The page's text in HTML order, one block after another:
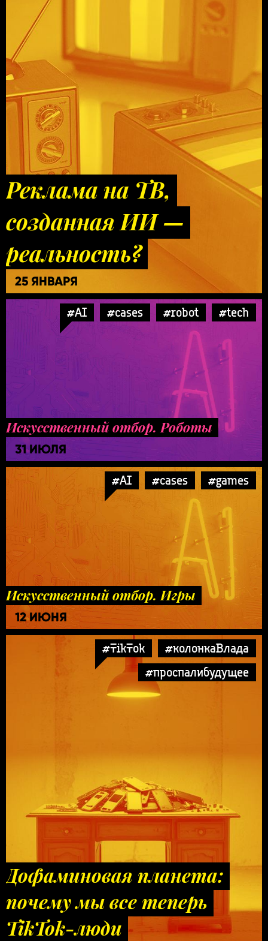
Реклама на ТВ,
созданная ИИ —
реальность?
25 ЯНВАРЯ
#AI #cases #robot #tech
Искусственный отбор. Роботы
31 ИЮЛЯ
#AI #cases #games
Искусственный отбор. Игры
12 ИЮНЯ
#TikTok
#колонкаВлада
#проспалибудущее
Дофаминовая планета:
почему мы все теперь
TikTok-люди